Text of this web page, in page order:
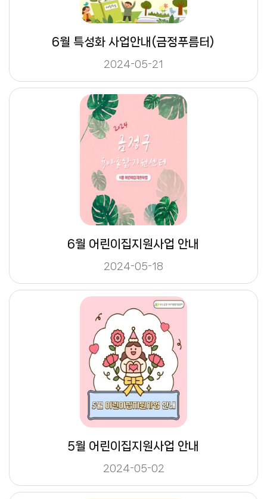
6월 특성화 사업안내(금정푸름터)
2024-05-21
6월 어린이집지원사업 안내
2024-05-18
5월 어린이집지원사업 안내
2024-05-02